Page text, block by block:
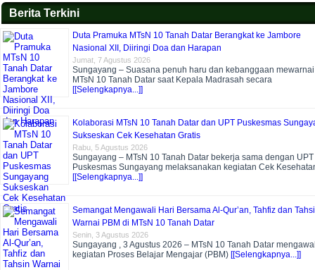
Berita Terkini
Duta Pramuka MTsN 10 Tanah Datar Berangkat ke Jambore
Nasional XII, Diiringi Doa dan Harapan
Jumat, 7 Agustus 2026
Sungayang – Suasana penuh haru dan kebanggaan mewarnai
MTsN 10 Tanah Datar saat Kepala Madrasah secara
[[Selengkapnya...]]
Kolaborasi MTsN 10 Tanah Datar dan UPT Puskesmas
Sukseskan Cek Kesehatan Gratis
Rabu, 5 Agustus 2026
Sungayang – MTsN 10 Tanah Datar bekerja sama dengan UPT
Puskesmas Sungayang melaksanakan kegiatan Cek
[[Selengkapnya...]]
Semangat Mengawali Hari Bersama Al-Qur’an, Tahfiz dan
Warnai PBM di MTsN 10 Tanah Datar
Senin, 3 Agustus 2026
Sungayang , 3 Agustus 2026 – MTsN 10 Tanah Datar
kegiatan Proses Belajar Mengajar (PBM) [[Selengkapnya...]]